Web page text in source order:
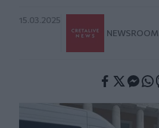
15.03.2025
NEWSROOM